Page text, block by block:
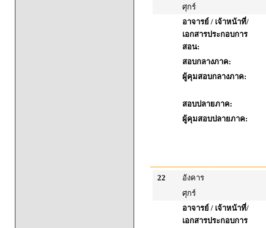
ศุกร์
อาจารย์ / เจ้าหน้าที่/
เอกสารประกอบการ
สอน:
สอบกลางภาค:
ผู้คุมสอบกลางภาค:
สอบปลายภาค:
ผู้คุมสอบปลายภาค:
22
อังคาร
ศุกร์
อาจารย์ / เจ้าหน้าที่/
เอกสารประกอบการ